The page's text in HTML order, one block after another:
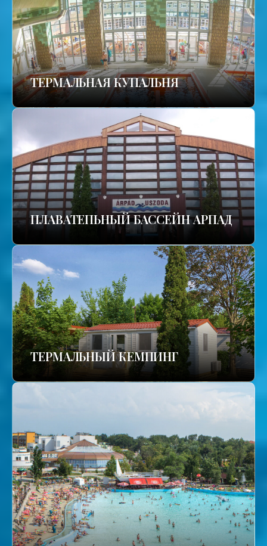
TЕРМАЛЬНАЯ КУПАЛЬНЯ
ПЛАВАТЕПЬНЫЙ БАССЕЙН АРПАД
ТЕРМАЛЬНЫЙ КЕМПИНГ